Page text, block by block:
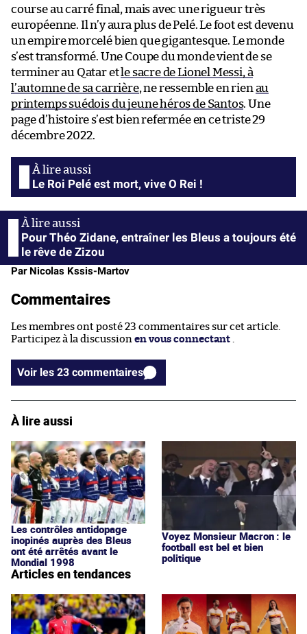
course au carré final, mais avec une rigueur très
européenne. Il n’y aura plus de Pelé. Le foot est devenu
un empire morcelé bien que gigantesque. Le monde
s’est transformé. Une Coupe du monde vient de se
terminer au Qatar etle sacre de Lionel Messi, à
l’automne de sa carrière, ne ressemble en rien au
printemps suédois du jeune héros de Santos. Une
page d’histoire s’est bien refermée en ce triste 29
décembre 2022.
Le Roi Pelé est mort, vive O Rei !
Pour Théo Zidane, entraîner les Bleus a toujours été
le rêve de Zizou
Par Nicolas Kssis-Martov
Commentaires
Les membres ont posté 23 commentaires sur cet article.
Participez à la discussion en vous connectant
Voir les 23 commentaires
À lire aussi
Les contrôles antidopage
inopinés auprès des Bleus
ont été arrêtés avant le
Mondial 1998
Voyez Monsieur Macron : le
football est bel et bien
politique
Articles en tendances